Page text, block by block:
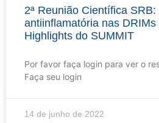
2ª Reunião Científica SRB:
antiinflamatória nas
Highlights do SUMMIT
Por favor faça login para ver o
Faça seu login
14 de junho de 2022